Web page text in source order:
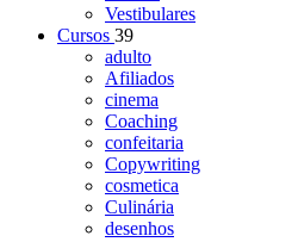
Vestibulares
Cursos 39
adulto
Afiliados
cinema
Coaching
confeitaria
Copywriting
cosmetica
Culinária
desenhos